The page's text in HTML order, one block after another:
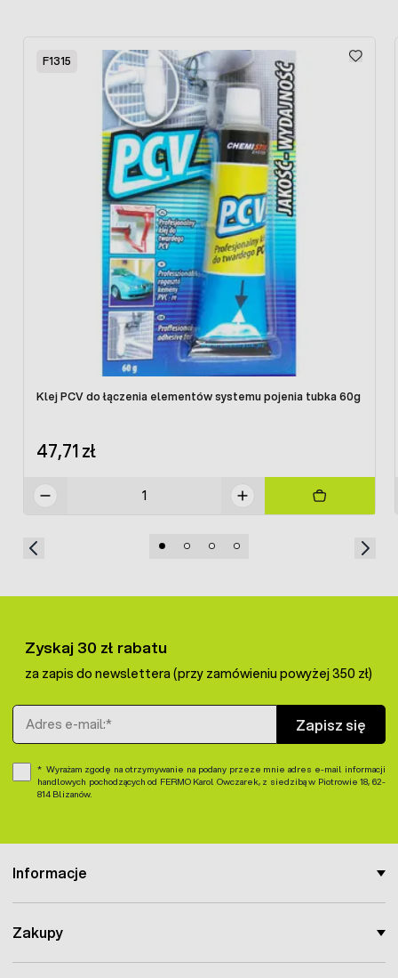
F1315
Klej PCV do łączenia elementów systemu pojenia tubka 60g
47,71 zł
Informacje
Zakupy
Zyskaj 30 zł rabatu
za zapis do newslettera (przy zamówieniu powyżej 350 zł)
Adres e-mail
Zapisz się
Wyrażam zgodę na otrzymywanie na podany przeze mnie adres e-mail informacji
handlowych pochodzących od FERMO Karol Owczarek, z siedzibą w Piotrowie 18, 62-
814 Blizanów.